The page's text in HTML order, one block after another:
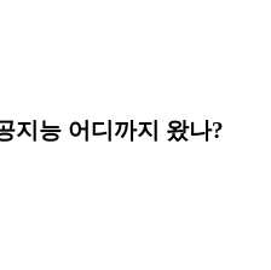
지능 어디까지 왔나?